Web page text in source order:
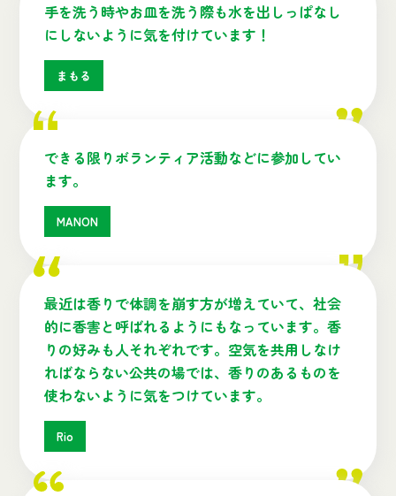
手を洗う時やお皿を洗う際も水を出しっぱなし
にしないように気を付けています！
まもる
できる限りボランティア活動などに参加してい
ます。
MANON
最近は香りで体調を崩す方が増えていて、社会
的に香害と呼ばれるようにもなっています。香
りの好みも人それぞれです。空気を共用しなけ
ればならない公共の場では、香りのあるものを
使わないように気をつけています。
Rio